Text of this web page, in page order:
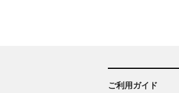
ご利用ガイド